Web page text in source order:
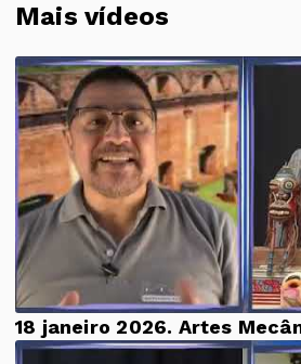
Mais vídeos
18 janeiro 2026. Artes